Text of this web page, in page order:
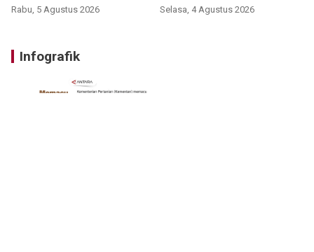
Rabu, 5 Agustus 2026 Selasa, 4 Agustus 2026
Infografik